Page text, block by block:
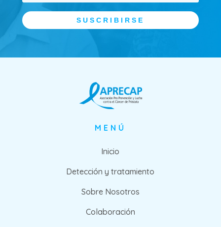
MENÚ
Inicio
Detección y tratamiento
Sobre Nosotros
Colaboración